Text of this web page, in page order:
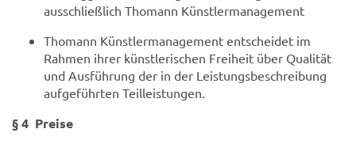
ausschließlich Thomann Künstlermanagement
Thomann Künstlermanagement entscheidet im
Rahmen ihrer künstlerischen Freiheit über Qualität
und Ausführung der in der Leistungsbeschreibung
aufgeführten Teilleistungen.
§ 4 Preise